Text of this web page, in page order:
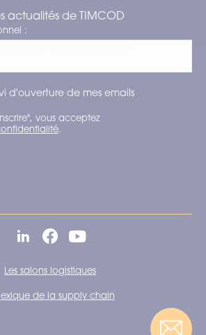
actualités de TIMCOD
:
d'ouverture de mes emails
vous acceptez
.
Les salons logistiques
de la supply chain